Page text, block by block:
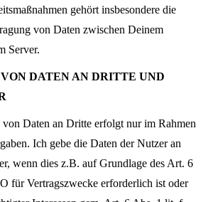
gehört insbesondere die
von Daten zwischen Deinem
Server.
DATEN AN DRITTE UND
von Daten an Dritte erfolgt nur im Rahmen
Ich gebe die Daten der Nutzer an
wenn dies z.B. auf Grundlage des Art. 6
für Vertragszwecke erforderlich ist oder